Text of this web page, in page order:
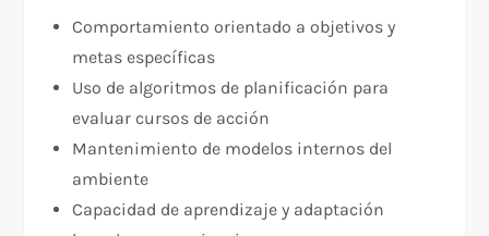
Comportamiento orientado a objetivos y
metas específicas
Uso de algoritmos de planificación para
evaluar cursos de acción
Mantenimiento de modelos internos del
ambiente
Capacidad de aprendizaje y adaptación